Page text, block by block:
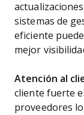
sistemas de
eficiente
mejor
Atención al
cliente fuerte
proveedores